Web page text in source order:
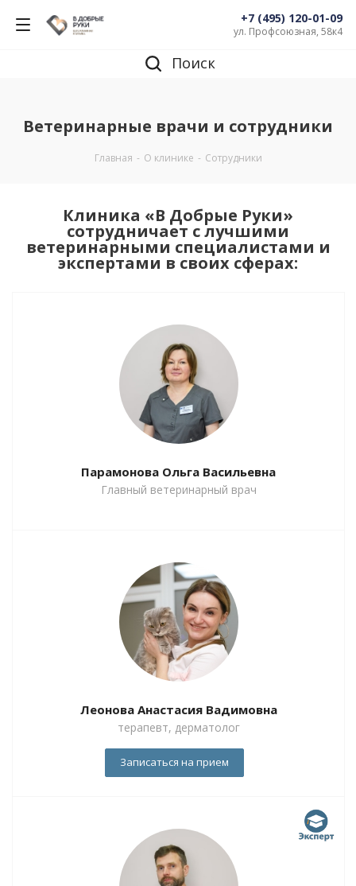
+7 (495) 120-01-09
ул. Профсоюзная, 58к4
Поиск
Ветеринарные врачи и сотрудники
Главная - О клинике - Сотрудники
Клиника «В Добрые Руки»
сотрудничает с лучшими
ветеринарными специалистами и
экспертами в своих сферах:
Парамонова Ольга Васильевна
Главный ветеринарный врач
Леонова Анастасия Вадимовна
терапевт, дерматолог
Записаться на прием